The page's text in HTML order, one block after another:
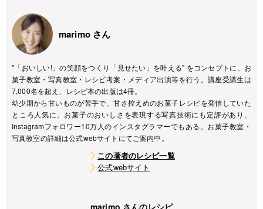
marimo さん
"「おいしい!」の笑顔をつくり「見せたい」を叶える" をコンセプトに、お
菓子教室・写真教室・レシピ考案・メディア出演等を行う。講座受講生は
7,000名を超え、レシピ本の出版は4冊。
幼少期から甘いものが苦手で、甘さ控えめのお菓子レシピを発信していた
ところ人気に。お菓子のおいしさを表現する写真技術にも定評があり、
Instagramフォロワー10万人のインスタグラマーでもある。お菓子教室・
写真教室の詳細は公式webサイトにてご案内中。
この著者のレシピ一覧
公式webサイト